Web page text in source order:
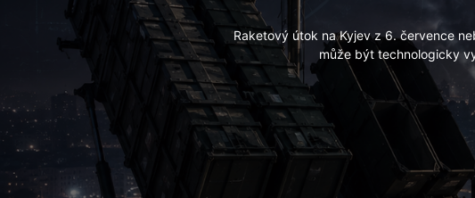
Raketový útok na Kyjev z 6. července
může být technologicky